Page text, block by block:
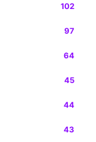
102
97
64
45
44
43